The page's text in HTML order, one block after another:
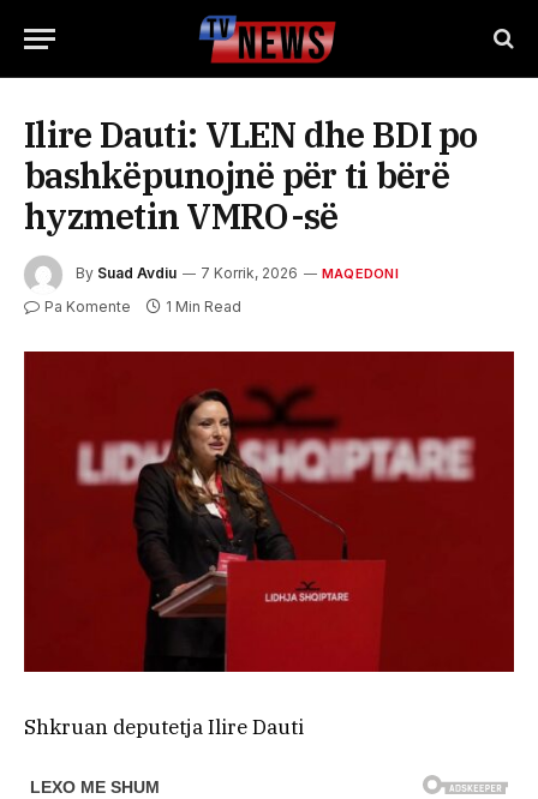
Ilire Dauti: VLEN dhe BDI po
bashkëpunojnë për ti bërë
hyzmetin VMRO-së
By Suad Avdiu 7 Korrik, 2026 MAQEDONI
Pa Komente 1 Min Read
Shkruan deputetja Ilire Dauti